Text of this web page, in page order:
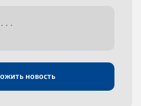
новость